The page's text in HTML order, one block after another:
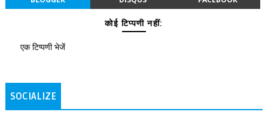
कोई टिप्पणी नहीं:
एक टिप्पणी भेजें
SOCIALIZE